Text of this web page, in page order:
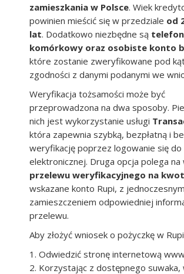
zamieszkania w Polsce. Wiek
powinien mieścić się w przedziale od
lat. Dodatkowo niezbędne są telefon
komórkowy oraz osobiste konto
które zostanie zweryfikowane pod
zgodności z danymi podanymi we
Weryfikacja tożsamości może być
przeprowadzona na dwa sposoby.
nich jest wykorzystanie usługi
która zapewnia szybką, bezpłatną i
weryfikację poprzez logowanie się do
elektronicznej. Druga opcja polega na
przelewu weryfikacyjnego na
wskazane konto Rupi, z jednoczesnym
zamieszczeniem odpowiedniej
przelewu.
Aby złożyć wniosek o pożyczkę w
1. Odwiedzić stronę internetową
2. Korzystając z dostępnego suwaka,